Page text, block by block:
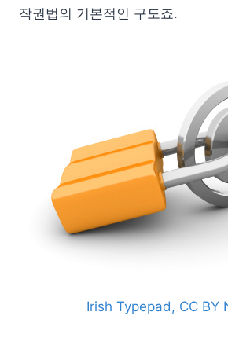
작권법의 기본적인 구도죠.
Irish Typepad, CC BY